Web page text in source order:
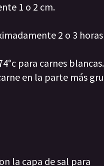
1 o 2 cm.
2 o 3
para carnes blancas.
en la parte más
la capa de sal para